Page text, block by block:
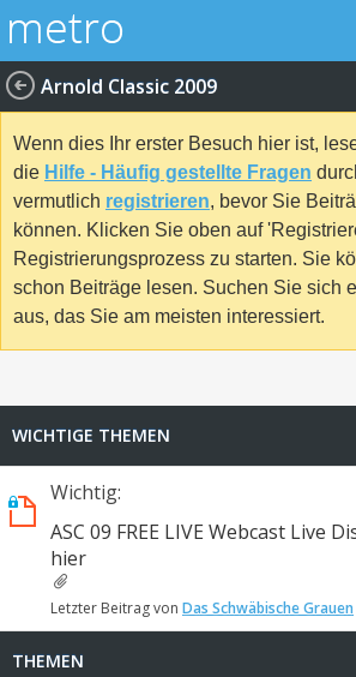
Arnold Classic 2009
Wenn dies Ihr erster Besuch hier ist,
die Hilfe - Häufig gestellte Fragen
vermutlich registrieren, bevor Sie
können. Klicken Sie oben auf
Registrierungsprozess zu starten. Sie
schon Beiträge lesen. Suchen Sie sich
aus, das Sie am meisten interessiert.
WICHTIGE THEMEN
Wichtig:
ASC 09 FREE LIVE Webcast Live
hier
Letzter Beitrag von Das Schwäbische Grauen
THEMEN